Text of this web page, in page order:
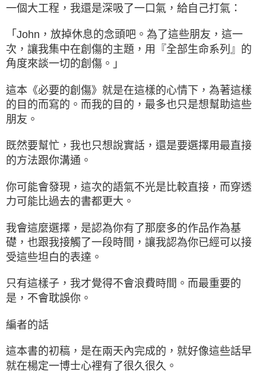
一個大工程，我還是深吸了一口氣，給自己打氣：
「John，放掉休息的念頭吧。為了這些朋友，這一
次，讓我集中在創傷的主題，用『全部生命系列』的
角度來談一切的創傷。」
這本《必要的創傷》就是在這樣的心情下，為著這樣
的目的而寫的。而我的目的，最多也只是想幫助這些
朋友。
既然要幫忙，我也只想說實話，還是要選擇用最直接
的方法跟你溝通。
你可能會發現，這次的語氣不光是比較直接，而穿透
力可能比過去的書都更大。
我會這麼選擇，是認為你有了那麼多的作品作為基
礎，也跟我接觸了一段時間，讓我認為你已經可以接
受這些坦白的表達。
只有這樣子，我才覺得不會浪費時間。而最重要的
是，不會耽誤你。
編者的話
這本書的初稿，是在兩天內完成的，就好像這些話早
就在楊定一博士心裡有了很久很久。